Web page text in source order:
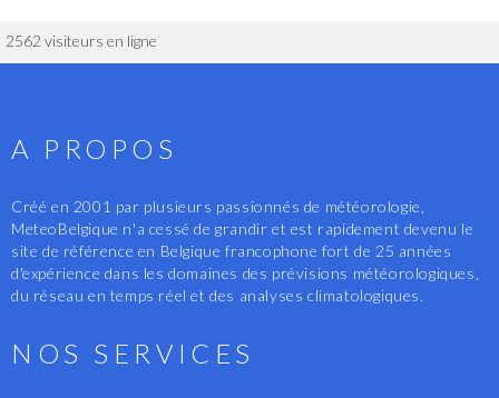
2562 visiteurs en ligne
A PROPOS
Créé en 2001 par plusieurs passionnés de météorologie,
MeteoBelgique n'a cessé de grandir et est rapidement devenu le
site de référence en Belgique francophone fort de 25 années
d'expérience dans les domaines des prévisions météorologiques,
du réseau en temps réel et des analyses climatologiques.
NOS SERVICES